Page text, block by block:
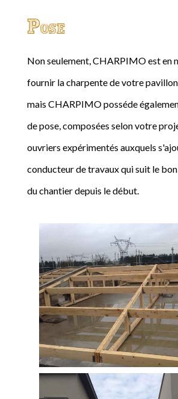
Pose
Non seulement, CHARPIMO est en
fournir la charpente de votre
mais CHARPIMO posséde
de pose, composées selon votre
ouvriers expérimentés auxquels
conducteur de travaux qui suit le
du chantier depuis le début.